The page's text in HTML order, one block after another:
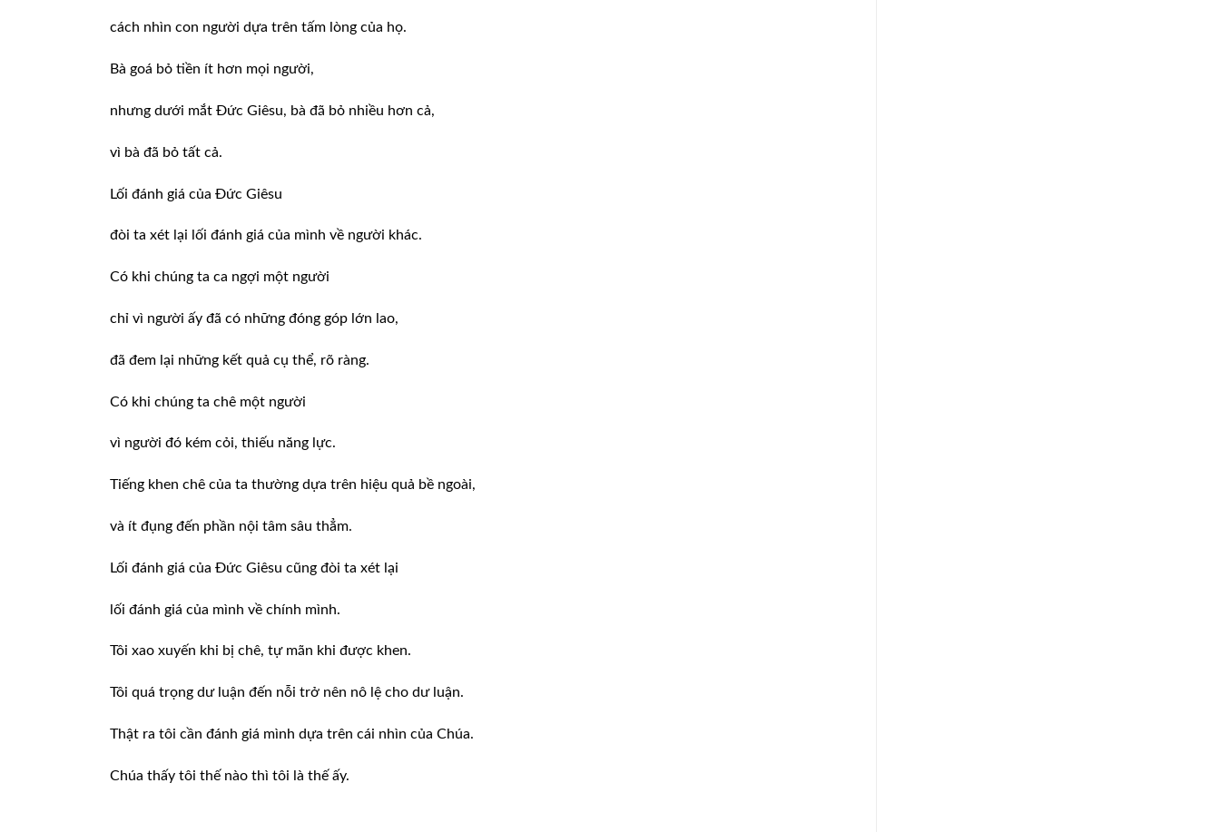
cách nhìn con người dựa trên tấm lòng của họ.
Bà goá bỏ tiền ít hơn mọi người,
nhưng dưới mắt Ðức Giêsu, bà đã bỏ nhiều hơn cả,
vì bà đã bỏ tất cả.
Lối đánh giá của Ðức Giêsu
đòi ta xét lại lối đánh giá của mình về người khác.
Có khi chúng ta ca ngợi một người
chỉ vì người ấy đã có những đóng góp lớn lao,
đã đem lại những kết quả cụ thể, rõ ràng.
Có khi chúng ta chê một người
vì người đó kém cỏi, thiếu năng lực.
Tiếng khen chê của ta thường dựa trên hiệu quả bề ngoài,
và ít đụng đến phần nội tâm sâu thẳm.
Lối đánh giá của Ðức Giêsu cũng đòi ta xét lại
lối đánh giá của mình về chính mình.
Tôi xao xuyến khi bị chê, tự mãn khi được khen.
Tôi quá trọng dư luận đến nỗi trở nên nô lệ cho dư luận.
Thật ra tôi cần đánh giá mình dựa trên cái nhìn của Chúa.
Chúa thấy tôi thế nào thì tôi là thế ấy.